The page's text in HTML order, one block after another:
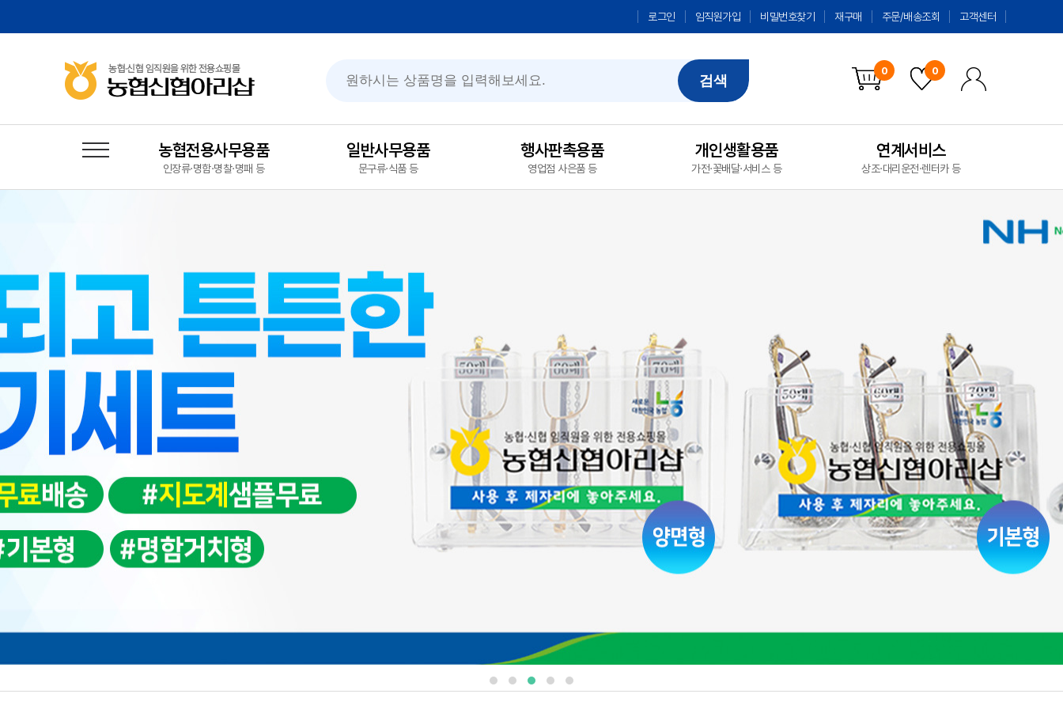
로그인 임직원가입 비밀번호찾기 재구매 주문/배송조회 고객센터
검색
0 0
농협전용사무용품
인장류·명함·명찰·명패 등
일반사무용품
문구류·식품 등
행사판촉용품
영업점 사은품 등
개인생활용품
가전·꽃배달·서비스 등
연계서비스
상조·대리운전·렌터카 등